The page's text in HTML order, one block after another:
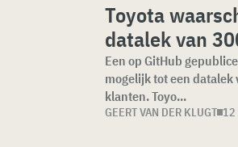
Toyota
datalek van
Een op GitHub
mogelijk tot een datalek
klanten. Toyo...
GEERT VAN DER KLUGT 12